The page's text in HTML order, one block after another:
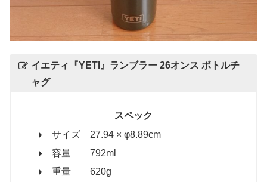
イエティ 『YETI』ランブラー 26オンス ボトルチ
ャグ
スペック
サイズ 27.94 × φ8.89cm
容量 792ml
重量 620g